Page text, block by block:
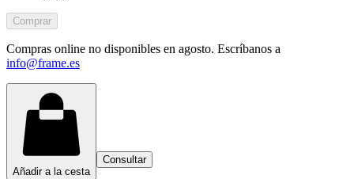
Comprar
Compras online no disponibles en agosto. Escríbanos a
info@frame.es
Añadir a la cesta
Consultar